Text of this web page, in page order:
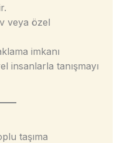
veya özel
imkanı
insanlarla tanışmayı
taşıma